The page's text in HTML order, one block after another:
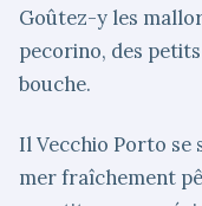
Goûtez-y les
pecorino, des
bouche.
Il Vecchio Porto se
mer fraîchement